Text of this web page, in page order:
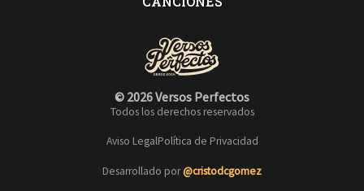
© 2026 Versos Perfectos
Todos los derechos reservados
Aviso LegalPolítica de Privacidad
Desarrollado por@cristodcgomez